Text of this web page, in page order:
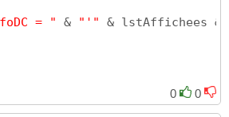
= " & "'" & lstAffichees &
0
0